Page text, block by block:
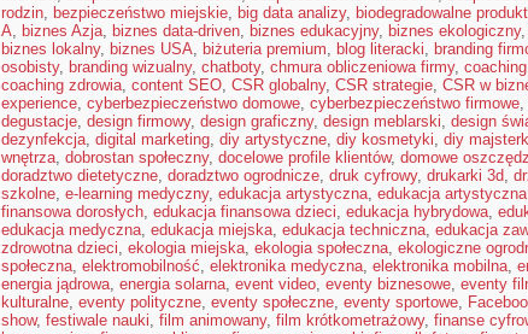
rodzin, bezpieczeństwo miejskie, big data analizy, biodegradowalne
A, biznes Azja, biznes data-driven, biznes edukacyjny, biznes ekologiczny,
biznes lokalny, biznes USA, biżuteria premium, blog literacki, branding
osobisty, branding wizualny, chatboty, chmura obliczeniowa firmy,
coaching zdrowia, content SEO, CSR globalny, CSR strategie, CSR w
experience, cyberbezpieczeństwo domowe, cyberbezpieczeństwo firmowe,
degustacje, design firmowy, design graficzny, design meblarski, design
dezynfekcja, digital marketing, diy artystyczne, diy kosmetyki, diy
wnętrza, dobrostan społeczny, docelowe profile klientów, domowe
doradztwo dietetyczne, doradztwo ogrodnicze, druk cyfrowy, drukarki 3d,
szkolne, e-learning medyczny, edukacja artystyczna, edukacja
finansowa dorosłych, edukacja finansowa dzieci, edukacja hybrydowa,
edukacja medyczna, edukacja miejska, edukacja techniczna, edukacja
zdrowotna dzieci, ekologia miejska, ekologia społeczna, ekologiczne
społeczna, elektromobilność, elektronika medyczna, elektronika mobilna,
energia jądrowa, energia solarna, event video, eventy biznesowe, eventy
kulturalne, eventy polityczne, eventy społeczne, eventy sportowe,
show, festiwale nauki, film animowany, film krótkometrażowy, finanse